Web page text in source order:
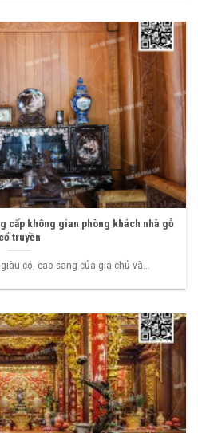
cấp không gian phòng khách nhà gỗ
cổ truyền
có, cao sang của gia chủ và...